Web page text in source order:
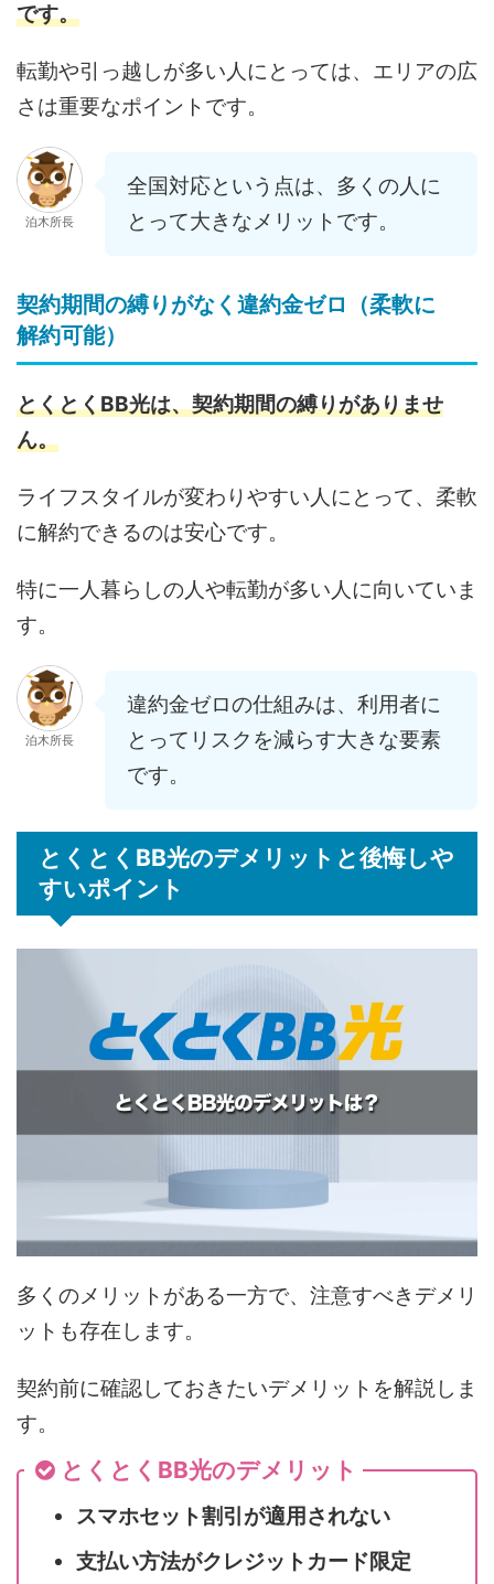
です。
転勤や引っ越しが多い人にとっては、エリアの広
さは重要なポイントです。
泊木所長
全国対応という点は、多くの人に
とって大きなメリットです。
契約期間の縛りがなく違約金ゼロ（柔軟に
解約可能）
とくとくBB光は、契約期間の縛りがありませ
ん。
ライフスタイルが変わりやすい人にとって、柔軟
に解約できるのは安心です。
特に一人暮らしの人や転勤が多い人に向いていま
す。
泊木所長
違約金ゼロの仕組みは、利用者に
とってリスクを減らす大きな要素
です。
とくとくBB光のデメリットと後悔しや
すいポイント
多くのメリットがある一方で、注意すべきデメリ
ットも存在します。
契約前に確認しておきたいデメリットを解説しま
す。
とくとくBB光のデメリット
スマホセット割引が適用されない
支払い方法がクレジットカード限定